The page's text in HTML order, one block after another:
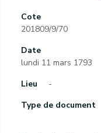
Cote
201809/9/70
Date
lundi 11 mars 1793
Lieu
-
Type de document